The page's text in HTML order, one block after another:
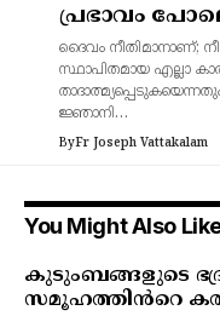
പ്രഭാവം
ദൈവം നീതിമാനാണ്;
സ്ഥാപിതമായ എല്ലാ
ജ്ഞാനി…
ByFr Joseph Vattakalam
You Might Also
കുടുംബങ്ങളുടെ
സമൂഹത്തിൻറെ